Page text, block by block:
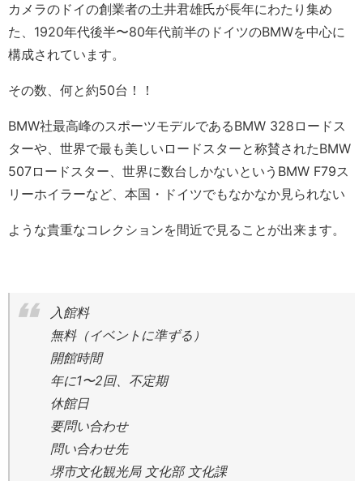
カメラのドイの創業者の土井君雄氏が長年にわたり集め
た、1920年代後半〜80年代前半のドイツのBMWを中心に
構成されています。
その数、何と約50台！！
BMW社最高峰のスポーツモデルであるBMW 328ロードス
ターや、世界で最も美しいロードスターと称賛されたBMW
507ロードスター、世界に数台しかないというBMW F79ス
リーホイラーなど、本国・ドイツでもなかなか見られない
ような貴重なコレクションを間近で見ることが出来ます。
入館料
無料（イベントに準ずる）
開館時間
年に1〜2回、不定期
休館日
要問い合わせ
問い合わせ先
堺市文化観光局 文化部 文化課